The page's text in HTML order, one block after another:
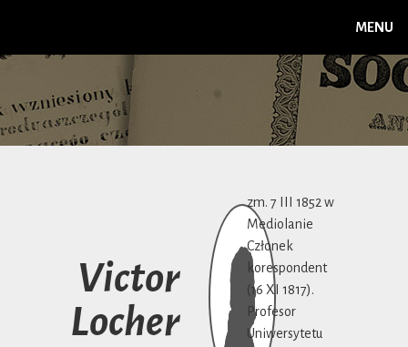
MENU
Victor
Locher
zm. 7 III 1852 w
Mediolanie
Członek
korespondent
(16 XI 1817).
Profesor
Uniwersytetu